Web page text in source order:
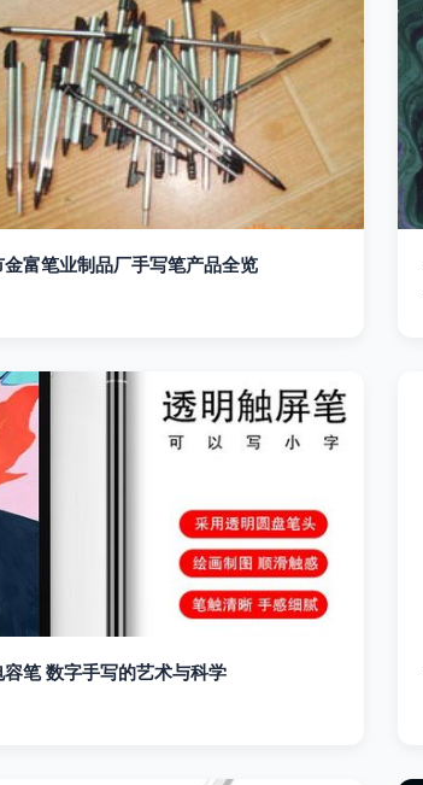
金富笔业制品厂手写笔产品全览
容笔 数字手写的艺术与科学